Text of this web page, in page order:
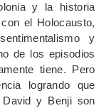
y la historia
el Holocausto,
y
de los episodios
tiene. Pero
logrando que
David y Benji son